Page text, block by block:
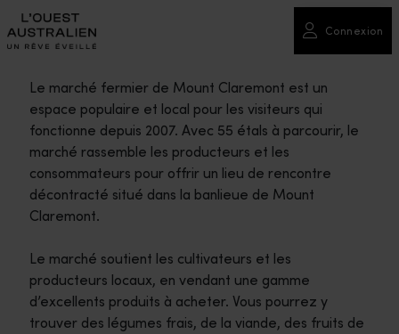
Connexion
Le marché fermier de Mount Claremont est un
espace populaire et local pour les visiteurs qui
fonctionne depuis 2007. Avec 55 étals à parcourir, le
marché rassemble les producteurs et les
consommateurs pour offrir un lieu de rencontre
décontracté situé dans la banlieue de Mount
Claremont.
Le marché soutient les cultivateurs et les
producteurs locaux, en vendant une gamme
d’excellents produits à acheter. Vous pourrez y
trouver des légumes frais, de la viande, des fruits de